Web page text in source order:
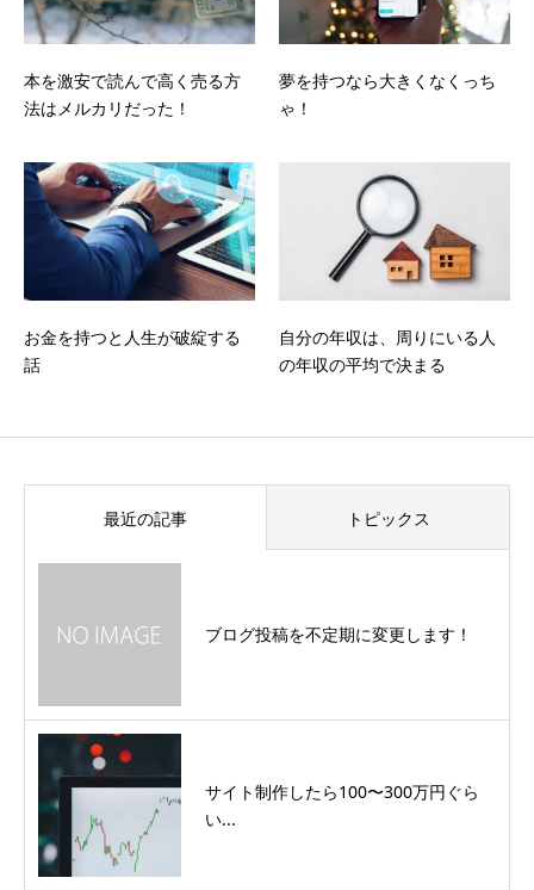
本を激安で読んで高く売る方
法はメルカリだった！
夢を持つなら大きくなくっち
ゃ！
お金を持つと人生が破綻する
話
自分の年収は、周りにいる人
の年収の平均で決まる
最近の記事 トピックス
ブログ投稿を不定期に変更します！
サイト制作したら100〜300万円ぐら
い...